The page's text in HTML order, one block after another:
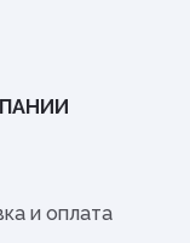
и оплата